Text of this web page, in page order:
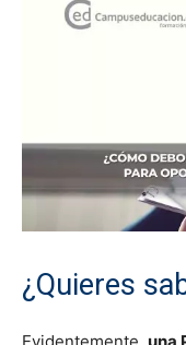
¿Quieres